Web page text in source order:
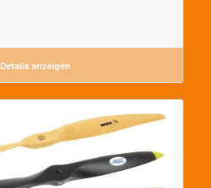
Details anzeigen